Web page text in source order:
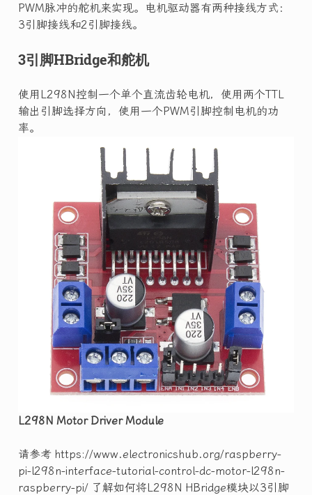
PWM脉冲的舵机来实现。电机驱动器有两种接线方式：
3引脚接线和2引脚接线。
3引脚HBridge和舵机
使用L298N控制一个单个直流齿轮电机，使用两个TTL
输出引脚选择方向，使用一个PWM引脚控制电机的功
率。
L298N Motor Driver Module
请参考 https://www.electronicshub.org/raspberry-
pi-l298n-interface-tutorial-control-dc-motor-l298n-
raspberry-pi/ 了解如何将L298N HBridge模块以3引脚